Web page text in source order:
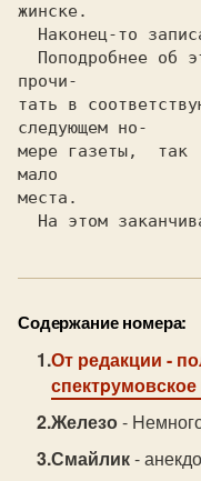
жинске.
пpочи-
тать в
следующем но-
меpе газеты,  так
мало
места.
Hа этом
Содержание номера:
От редакции -
Железо-
Смайлик-